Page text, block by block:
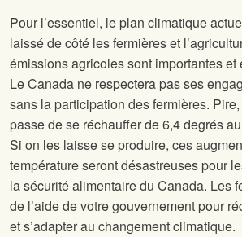
Pour l’essentiel, le plan climatique
laissé de côté les fermières et
émissions agricoles sont importantes et
Le Canada ne respectera pas ses
sans la participation des fermières.
passe de se réchauffer de 6,4 degrés
Si on les laisse se produire, ces
température seront désastreuses pour
la sécurité alimentaire du Canada. Les
de l’aide de votre gouvernement pour
et s’adapter au changement climatique.